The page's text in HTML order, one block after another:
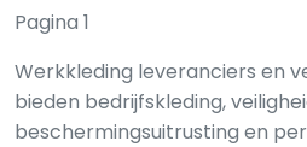
Pagina 1
Werkkleding leveranciers en
bieden bedrijfskleding,
beschermingsuitrusting en